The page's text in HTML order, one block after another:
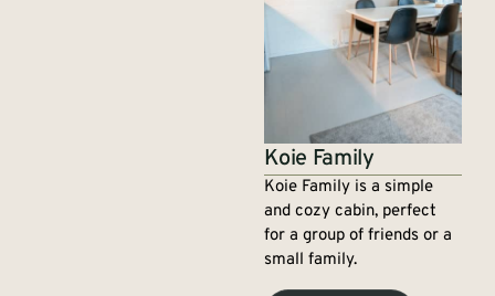
Koie Family
Koie Family is a simple
and cozy cabin, perfect
for a group of friends or a
small family.